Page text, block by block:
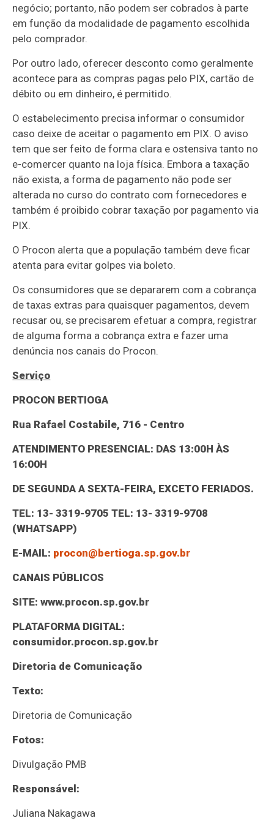
negócio; portanto, não podem ser cobrados à parte
em função da modalidade de pagamento escolhida
pelo comprador.
Por outro lado, oferecer desconto como geralmente
acontece para as compras pagas pelo PIX, cartão de
débito ou em dinheiro, é permitido.
O estabelecimento precisa informar o consumidor
caso deixe de aceitar o pagamento em PIX. O aviso
tem que ser feito de forma clara e ostensiva tanto no
e-comercer quanto na loja física. Embora a taxação
não exista, a forma de pagamento não pode ser
alterada no curso do contrato com fornecedores e
também é proibido cobrar taxação por pagamento via
PIX.
O Procon alerta que a população também deve ficar
atenta para evitar golpes via boleto.
Os consumidores que se depararem com a cobrança
de taxas extras para quaisquer pagamentos, devem
recusar ou, se precisarem efetuar a compra, registrar
de alguma forma a cobrança extra e fazer uma
denúncia nos canais do Procon.
Serviço
PROCON BERTIOGA
Rua Rafael Costabile, 716 - Centro
ATENDIMENTO PRESENCIAL: DAS 13:00H ÀS
16:00H
DE SEGUNDA A SEXTA-FEIRA, EXCETO FERIADOS.
TEL: 13- 3319-9705 TEL: 13- 3319-9708
(WHATSAPP)
E-MAIL: procon@bertioga.sp.gov.br
CANAIS PÚBLICOS
SITE: www.procon.sp.gov.br
PLATAFORMA DIGITAL:
consumidor.procon.sp.gov.br
Diretoria de Comunicação
Texto:
Diretoria de Comunicação
Fotos:
Divulgação PMB
Responsável:
Juliana Nakagawa